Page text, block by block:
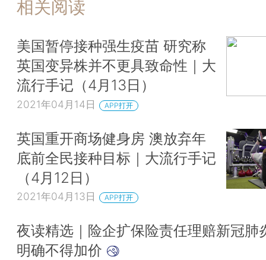
相关阅读
美国暂停接种强生疫苗 研究称
英国变异株并不更具致命性｜大
流行手记（4月13日）
2021年04月14日 APP打开
英国重开商场健身房 澳放弃年
底前全民接种目标｜大流行手记
（4月12日）
2021年04月13日 APP打开
夜读精选｜险企扩保险责任理赔新冠肺
明确不得加价